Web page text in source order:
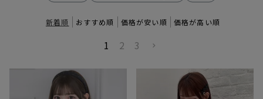
新着順 おすすめ順 価格が安い順 価格が高い順
1 2 3